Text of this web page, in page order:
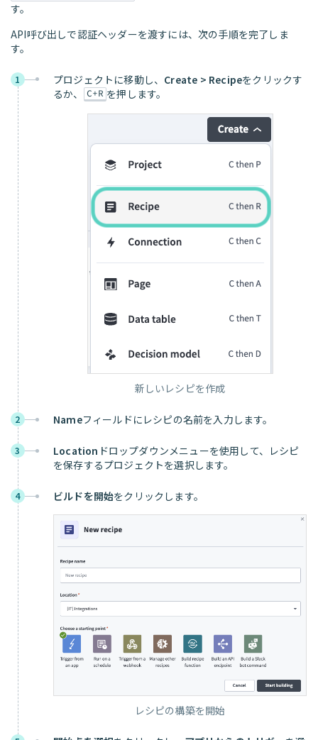
す。
API呼び出しで認証ヘッダーを渡すには、次の手順を完了しま
す。
1 プロジェクトに移動し、 Create > Recipeをクリックす
るか、
C+R を押します。
新しいレシピを作成
2 Nameフィールドにレシピの名前を入力します。
3 Location ドロップダウンメニューを使用して、レシピ
を保存するプロジェクトを選択します。
4 ビルドを開始をクリックします。
レシピの構築を開始